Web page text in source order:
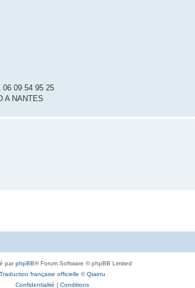
06 09 54 95 25
A NANTES
parphpBB® Forum Software © phpBB Limited
Traduction française officielle ©Qiaeru
Confidentialité | Conditions